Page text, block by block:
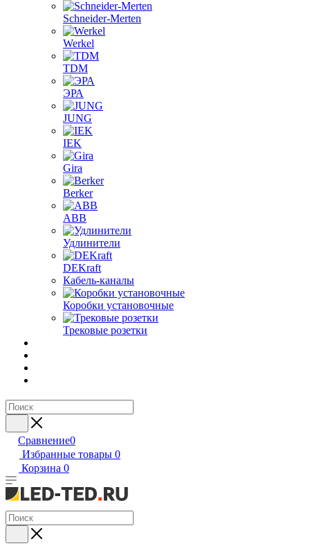
Schneider-Merten
Werkel
TDM
ЭРА
JUNG
IEK
Gira
Berker
ABB
Удлинители
DEKraft
Кабель-каналы
Коробки установочные
Трековые розетки
Сравнение0
Избранные товары 0
Корзина 0